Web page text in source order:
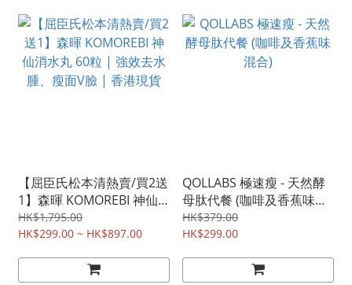
【屈臣氏松本清熱賣/買2送
1】森暉 KOMOREBI 神仙
消水丸 60粒 | 強效去水
腫、瘦面V臉 | 香港現貨
HK$1,795.00
HK$299.00 ~ HK$897.00
QOLLABS 極速瘦 - 天然酵
母肽代餐 (咖啡及香蕉味混
合)
HK$379.00
HK$299.00